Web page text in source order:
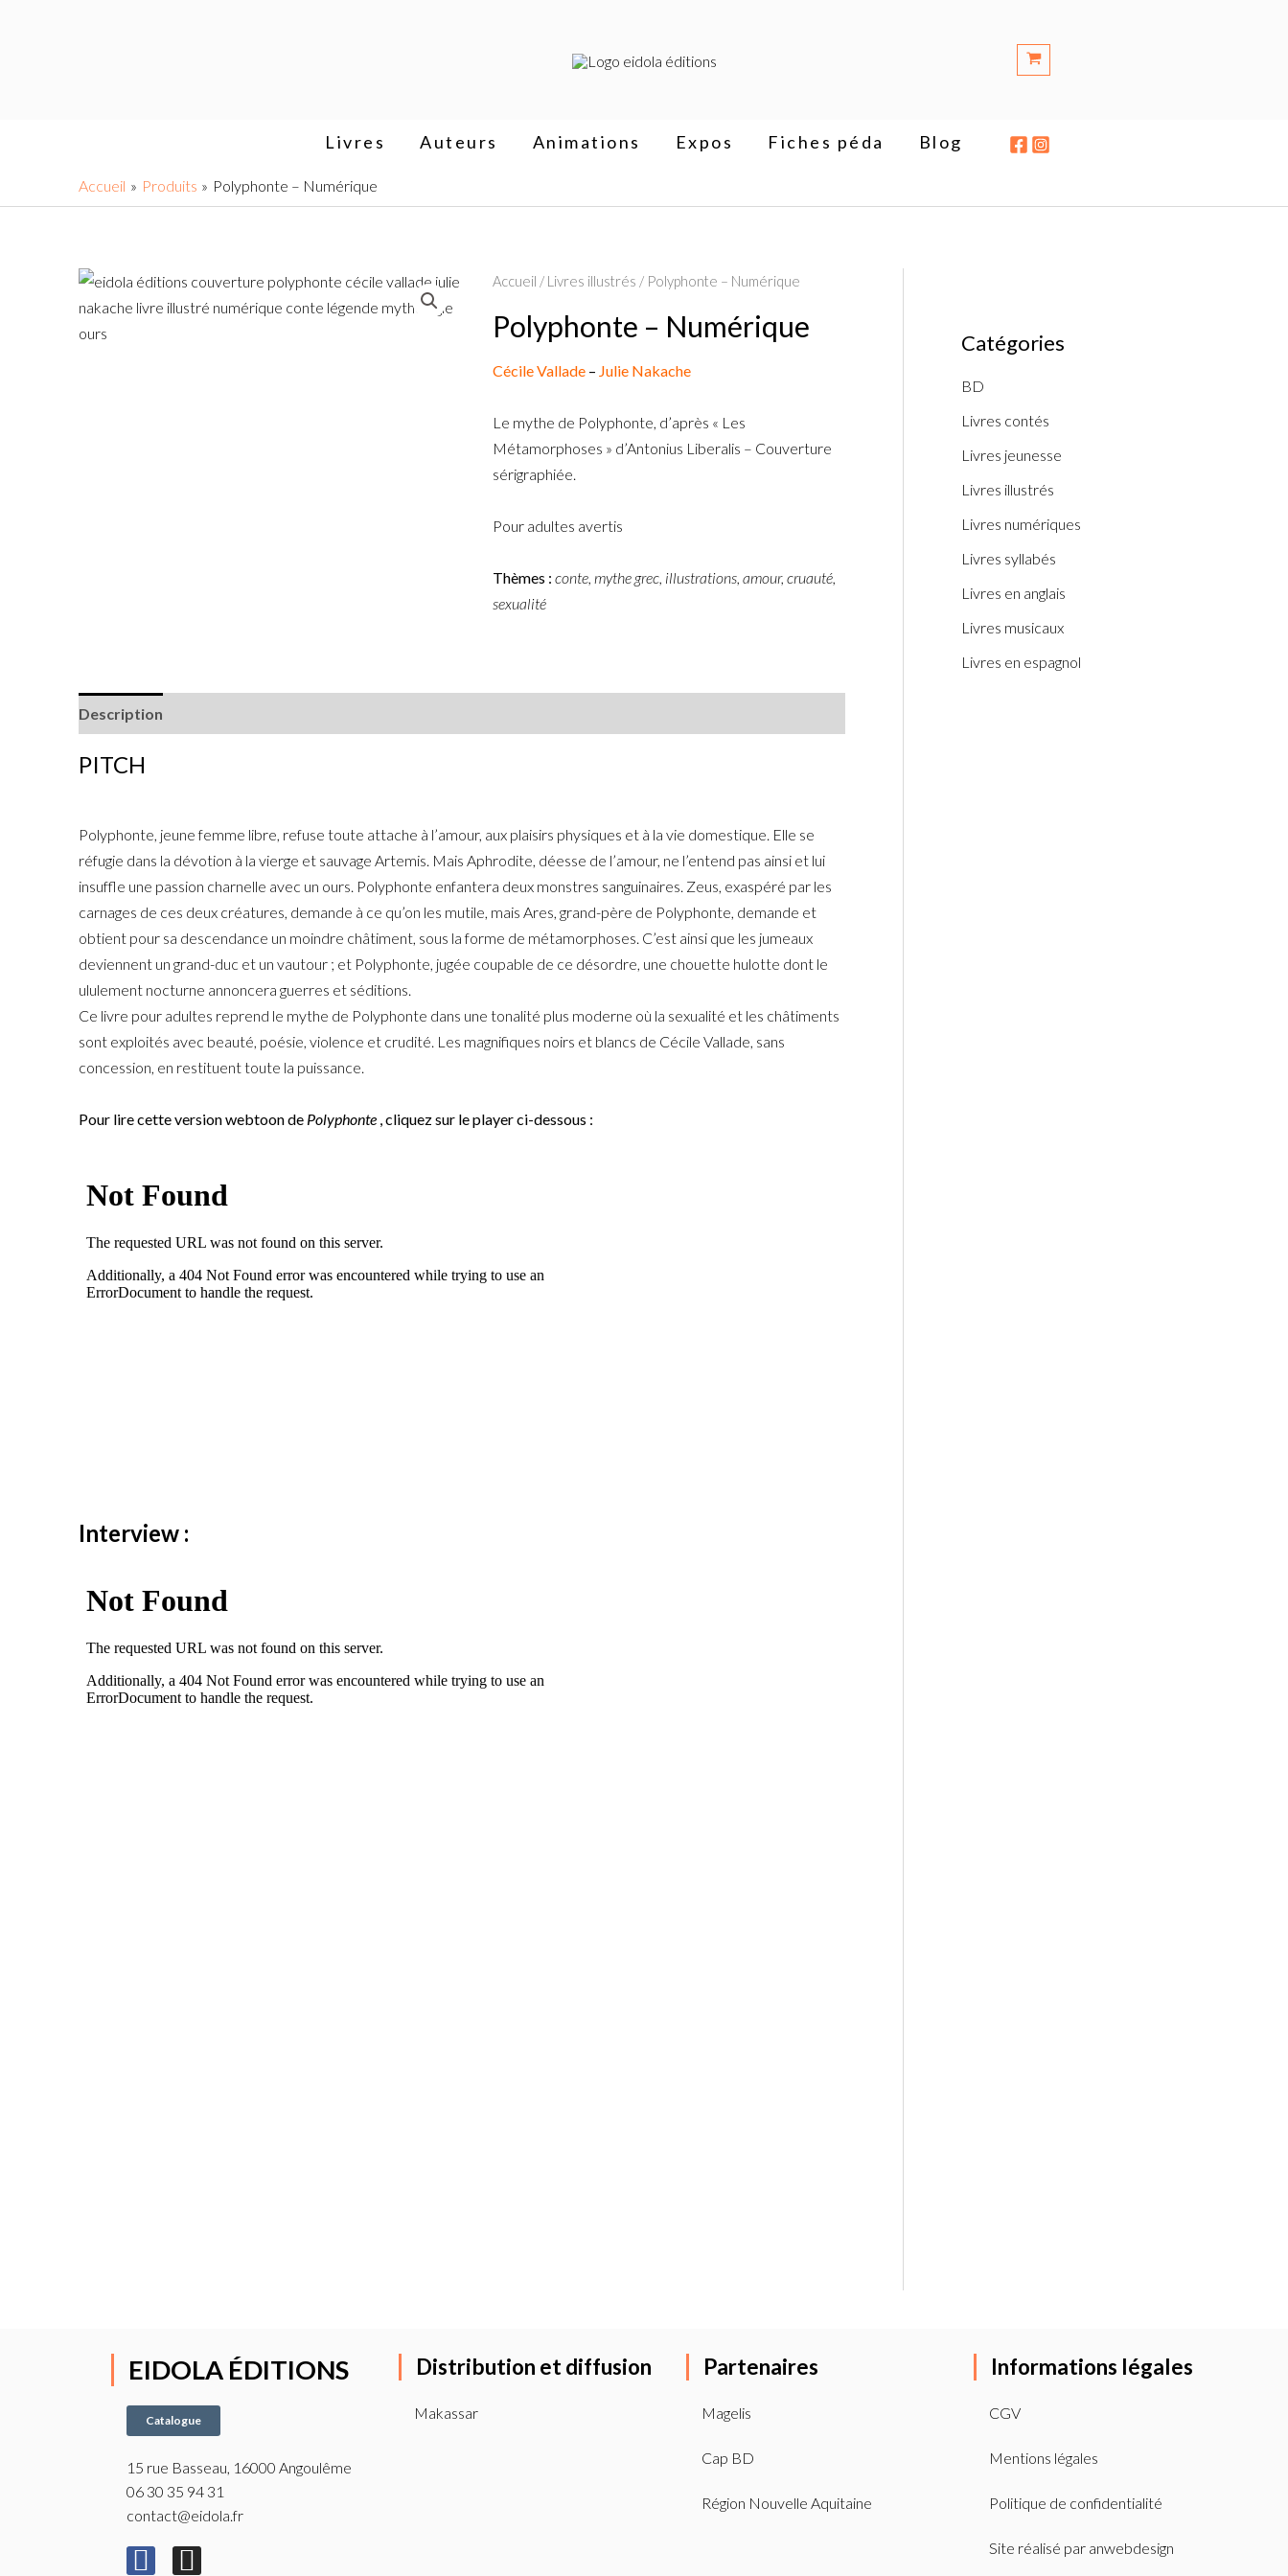
Livres Auteurs Animations Expos Fiches péda Blog
Accueil Produits Polyphonte – Numérique
Accueil / Livres illustrés / Polyphonte – Numérique
Polyphonte – Numérique
Cécile Vallade – Julie Nakache
Le mythe de Polyphonte, d’après « Les
Métamorphoses » d’Antonius Liberalis – Couverture
sérigraphiée.
Pour adultes avertis
Thèmes : conte, mythe grec, illustrations, amour, cruauté,
sexualité
Description
PITCH
Polyphonte, jeune femme libre, refuse toute attache à l’amour, aux plaisirs physiques et à la vie domestique. Elle se
réfugie dans la dévotion à la vierge et sauvage Artemis. Mais Aphrodite, déesse de l’amour, ne l’entend pas ainsi et lui
insuffle une passion charnelle avec un ours. Polyphonte enfantera deux monstres sanguinaires. Zeus, exaspéré par les
carnages de ces deux créatures, demande à ce qu’on les mutile, mais Ares, grand-père de Polyphonte, demande et
obtient pour sa descendance un moindre châtiment, sous la forme de métamorphoses. C’est ainsi que les jumeaux
deviennent un grand-duc et un vautour ; et Polyphonte, jugée coupable de ce désordre, une chouette hulotte dont le
ululement nocturne annoncera guerres et séditions.
Ce livre pour adultes reprend le mythe de Polyphonte dans une tonalité plus moderne où la sexualité et les châtiments
sont exploités avec beauté, poésie, violence et crudité. Les magnifiques noirs et blancs de Cécile Vallade, sans
concession, en restituent toute la puissance.
Pour lire cette version webtoon de Polyphonte , cliquez sur le player ci-dessous :
Interview :
Catégories
BD
Livres contés
Livres jeunesse
Livres illustrés
Livres numériques
Livres syllabés
Livres en anglais
Livres musicaux
Livres en espagnol
EIDOLA ÉDITIONS
Catalogue
15 rue Basseau, 16000 Angoulême
06 30 35 94 31
contact@eidola.fr
F
I
Distribution et diffusion
Makassar
Partenaires
Magelis
Cap BD
Région Nouvelle Aquitaine
Informations légales
CGV
Mentions légales
Politique de confidentialité
Site réalisé par anwebdesign